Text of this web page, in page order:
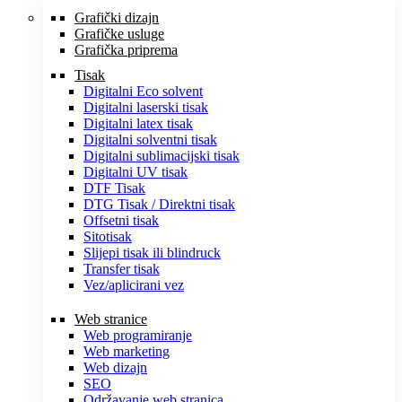
Grafički dizajn
Grafičke usluge
Grafička priprema
Tisak
Digitalni Eco solvent
Digitalni laserski tisak
Digitalni latex tisak
Digitalni solventni tisak
Digitalni sublimacijski tisak
Digitalni UV tisak
DTF Tisak
DTG Tisak / Direktni tisak
Offsetni tisak
Sitotisak
Slijepi tisak ili blindruck
Transfer tisak
Vez/aplicirani vez
Web stranice
Web programiranje
Web marketing
Web dizajn
SEO